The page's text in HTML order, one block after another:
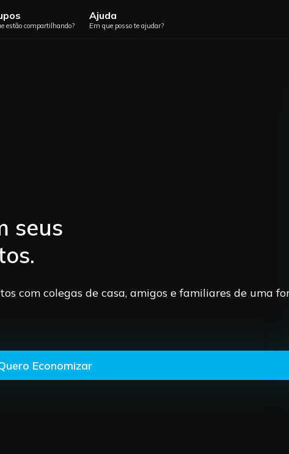
estão compartilhando?
Ajuda
Em que posso te ajudar?
seus
com colegas de casa, amigos e familiares de uma
Economizar